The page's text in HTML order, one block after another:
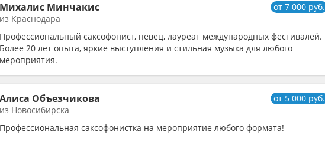
Михалис Минчакис
от 7 000 руб.
из Краснодара
Профессиональный саксофонист, певец, лауреат международных фестивалей.
Более 20 лет опыта, яркие выступления и стильная музыка для любого
мероприятия.
Алиса Объезчикова
от 5 000 руб.
из Новосибирска
Профессиональная саксофонистка на мероприятие любого формата!